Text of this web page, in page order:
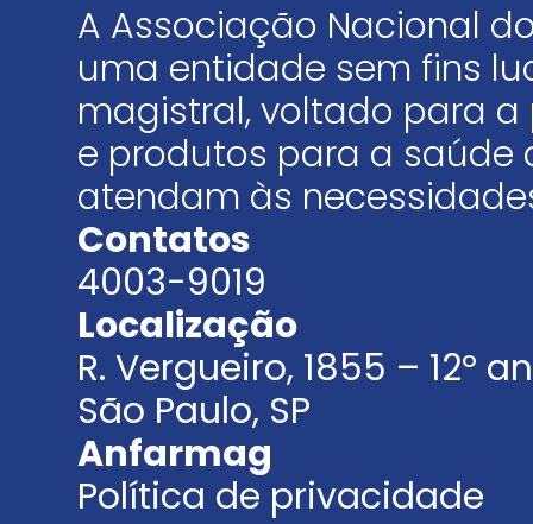
A Associação Nacional
uma entidade sem fins
magistral, voltado para
e produtos para a saúde
atendam às
Contatos
4003-9019
Localização
R. Vergueiro, 1855 – 12º
São Paulo, SP
Anfarmag
Política de privacidade